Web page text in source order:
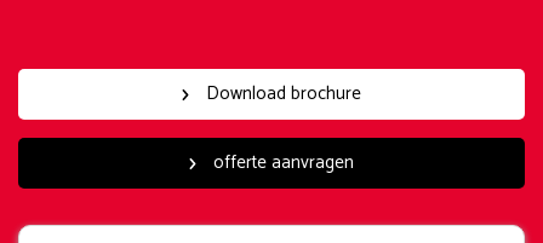
Download brochure
offerte aanvragen